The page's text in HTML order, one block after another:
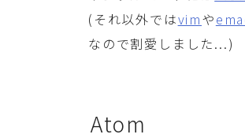
(それ以外ではvimや
なので割愛しました...)
Atom